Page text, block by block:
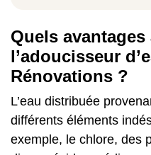
Quels
l’adoucisseur
Rénovations ?
L’eau distribuée
différents éléments
exemple, le chlore, des